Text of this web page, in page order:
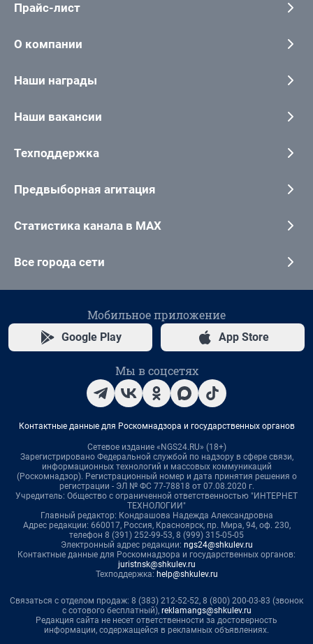
Прайс-лист
О компании
Наши награды
Наши вакансии
Техподдержка
Предвыборная агитация
Статистика канала в MAX
Все города сети
Мобильное приложение
Google Play App Store
Мы в соцсетях
Контактные данные для Роскомнадзора и государственных органов
Сетевое издание «NGS24.RU» (18+)
Зарегистрировано Федеральной службой по надзору в сфере связи,
информационных технологий и массовых коммуникаций
(Роскомнадзор). Регистрационный номер и дата принятия решения о
регистрации - ЭЛ № ФС 77-78818 от 07.08.2020 г.
Учредитель: Общество с ограниченной ответственностью "ИНТЕРНЕТ
ТЕХНОЛОГИИ"
Главный редактор: Кондрашова Надежда Александровна
Адрес редакции: 660017, Россия, Красноярск, пр. Мира, 94, оф. 230,
телефон 8 (391) 252-99-53, 8 (999) 315-05-05
Электронный адрес редакции: ngs24@shkulev.ru
Контактные данные для Роскомнадзора и государственных органов:
juristnsk@shkulev.ru
Техподдержка: help@shkulev.ru
Связаться с отделом продаж: 8 (383) 212-52-52, 8 (800) 200-03-83 (звонок
с сотового бесплатный), reklamangs@shkulev.ru
Редакция сайта не несет ответственности за достоверность
информации, содержащейся в рекламных объявлениях.